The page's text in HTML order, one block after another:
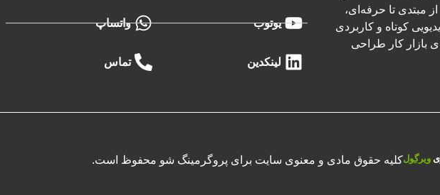
مبتدی تا حرفه‌ای،
کوتاه و کاربردی
بازار کار طراحی
یوتوب
لینکدین
واتساپ
تماس
ویرگولکلیه حقوق مادی و معنوی سایت برای پروگرمینگ شو محفوظ است.